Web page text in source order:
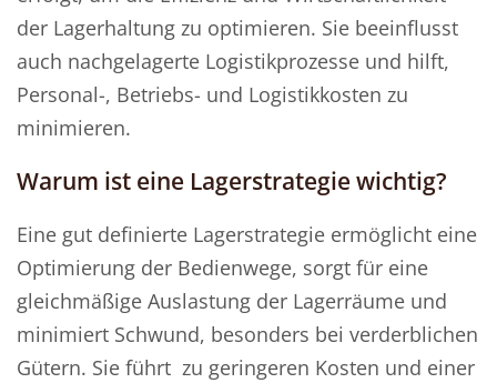
der Lagerhaltung zu optimieren. Sie beeinflusst
auch nachgelagerte Logistikprozesse und hilft,
Personal-, Betriebs- und Logistikkosten zu
minimieren.
Warum ist eine Lagerstrategie wichtig?
Eine gut definierte Lagerstrategie ermöglicht eine
Optimierung der Bedienwege, sorgt für eine
gleichmäßige Auslastung der Lagerräume und
minimiert Schwund, besonders bei verderblichen
Gütern. Sie führt zu geringeren Kosten und einer